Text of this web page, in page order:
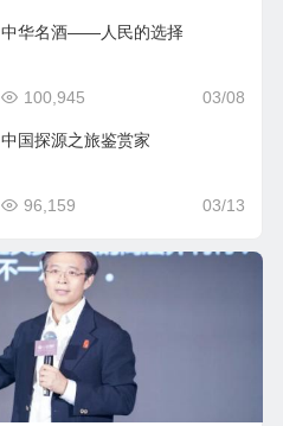
中华名酒——人民的选择
03/08
100,945
中国探源之旅鉴赏家
03/13
96,159